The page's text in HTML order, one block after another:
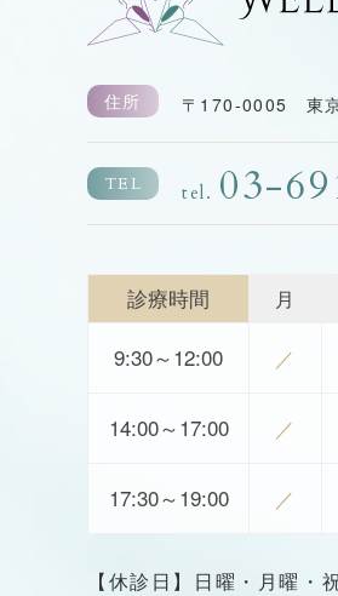
住所 〒170-0005 東
TEL tel. 03-
診療時間 月
9:30～12:00 ／
14:00～17:00 ／
17:30～19:00 ／
【休診日】日曜・月曜・